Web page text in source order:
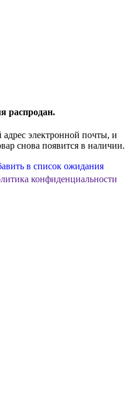
распродан.
электронной почты, и
снова появится в наличии.
в список ожидания
конфиденциальности